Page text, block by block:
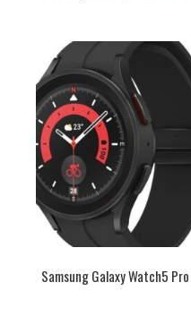
Samsung Galaxy Watch5 Pro